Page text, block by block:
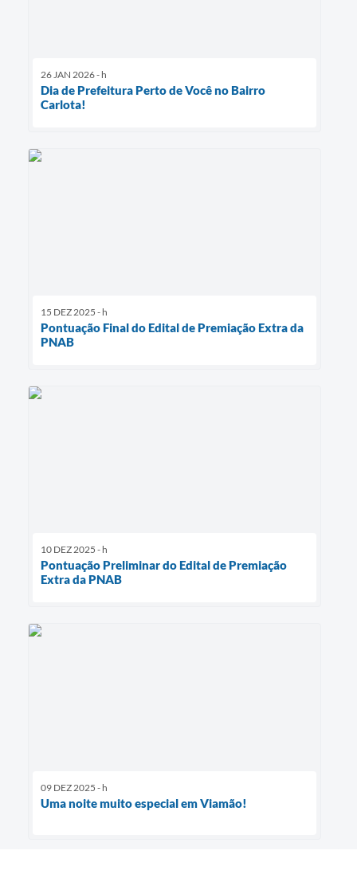
26 JAN 2026 - h
Dia de Prefeitura Perto de Você no Bairro
Carlota!
15 DEZ 2025 - h
Pontuação Final do Edital de Premiação Extra da
PNAB
10 DEZ 2025 - h
Pontuação Preliminar do Edital de Premiação
Extra da PNAB
09 DEZ 2025 - h
Uma noite muito especial em Viamão!